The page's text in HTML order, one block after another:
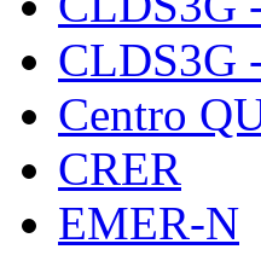
CLDS3G
Centro
CRER
EMER-N